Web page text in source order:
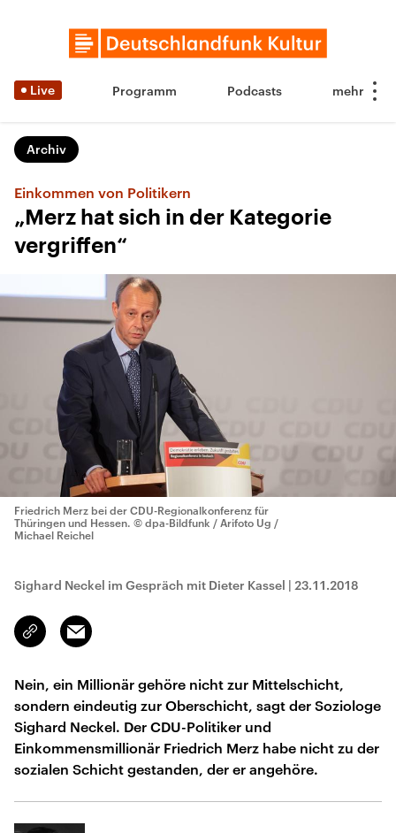
Live Programm Podcasts
Archiv
Einkommen von Politikern
„Merz hat sich in der Kategorie
vergriffen“
Friedrich Merz bei der CDU-Regionalkonferenz für
Thüringen und Hessen. © dpa-Bildfunk / Arifoto Ug /
Michael Reichel
Sighard Neckel im Gespräch mit Dieter Kassel | 23.11.2018
Link
kopieren/teilen
Email
Nein, ein Millionär gehöre nicht zur Mittelschicht,
sondern eindeutig zur Oberschicht, sagt der Soziologe
Sighard Neckel. Der CDU-Politiker und
Einkommensmillionär Friedrich Merz habe nicht zu der
sozialen Schicht gestanden, der er angehöre.